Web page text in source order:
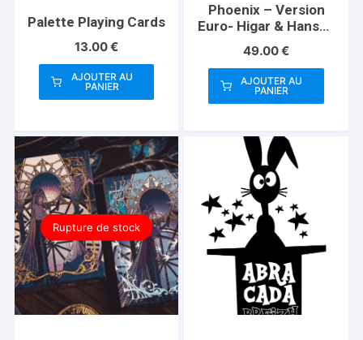
Palette Playing Cards
13.00€
AJOUTER AU
PANIER
Phoenix – Version
Euro- Higar & Hanson
49.00€
AJOUTER AU
PANIER
Rupture de stock